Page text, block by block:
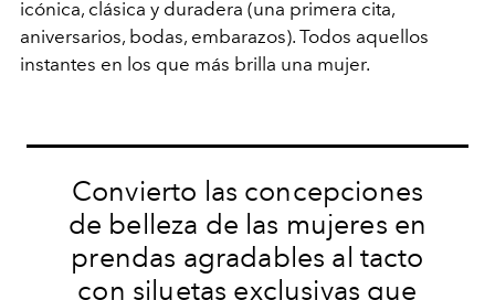
icónica, clásica y duradera (una primera cita,
aniversarios, bodas, embarazos). Todos aquellos
instantes en los que más brilla una mujer.
Convierto las concepciones
de belleza de las mujeres en
prendas agradables al tacto
con siluetas exclusivas que